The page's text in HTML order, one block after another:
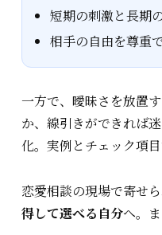
短期の刺激と長期
相手の自由を尊重
一方で、曖昧さを放置
か、線引きができれば
化。実例とチェック項
恋愛相談の現場で寄せ
得して選べる自分へ。